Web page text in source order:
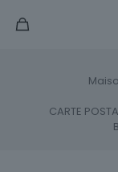
CARTE